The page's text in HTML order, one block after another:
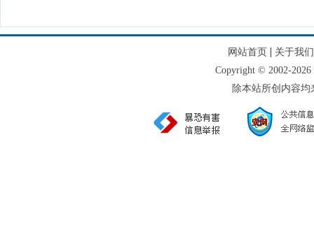
网站首页| 关于我们
Copyright © 2002-
除本站所创内容